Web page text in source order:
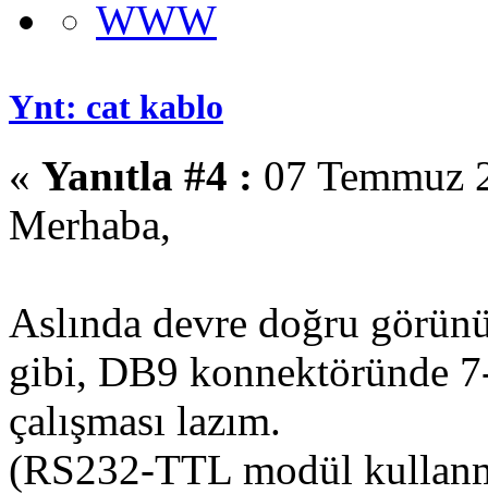
WWW
Ynt: cat kablo
« Yanıtla #4 : 07 Temmuz
Merhaba,
Aslında devre doğru
gibi, DB9 konnektöründe 7-
çalışması lazım.
(RS232-TTL modül